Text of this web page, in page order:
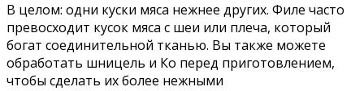
В целом: одни куски мяса нежнее других. Филе часто
превосходит кусок мяса с шеи или плеча, который
богат соединительной тканью. Вы также можете
обработать шницель и Ко перед приготовлением,
чтобы сделать их более нежными